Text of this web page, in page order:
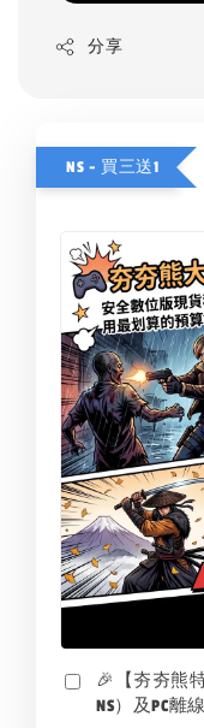
分享
NS - 買三送1
🎉【夯夯熊
NS）及PC離